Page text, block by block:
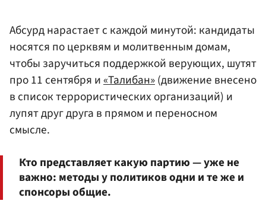
Абсурд нарастает с каждой минутой: кандидаты
носятся по церквям и молитвенным домам,
чтобы заручиться поддержкой верующих, шутят
про 11 сентября и«Талибан»(движение внесено
в список террористических организаций) и
лупят друг друга в прямом и переносном
смысле.
Кто представляет какую партию — уже не
важно: методы у политиков одни и те же и
спонсоры общие.